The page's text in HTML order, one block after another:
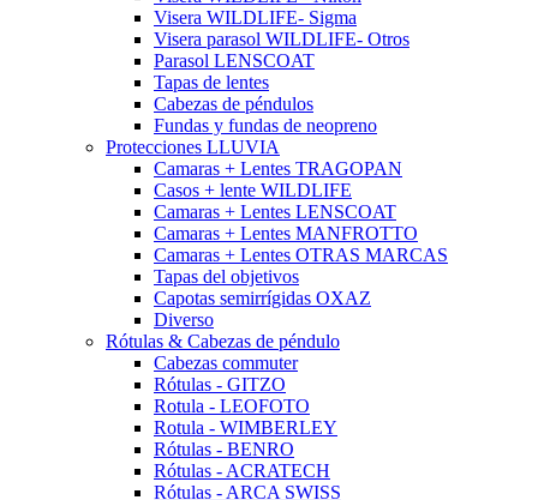
Visera WILDLIFE- Sigma
Visera parasol WILDLIFE- Otros
Parasol LENSCOAT
Tapas de lentes
Cabezas de péndulos
Fundas y fundas de neopreno
Protecciones LLUVIA
Camaras + Lentes TRAGOPAN
Casos + lente WILDLIFE
Camaras + Lentes LENSCOAT
Camaras + Lentes MANFROTTO
Camaras + Lentes OTRAS MARCAS
Tapas del objetivos
Capotas semirrígidas OXAZ
Diverso
Rótulas & Cabezas de péndulo
Cabezas commuter
Rótulas - GITZO
Rotula - LEOFOTO
Rotula - WIMBERLEY
Rótulas - BENRO
Rótulas - ACRATECH
Rótulas - ARCA SWISS